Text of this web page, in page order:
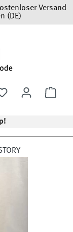
Versand
(DE)